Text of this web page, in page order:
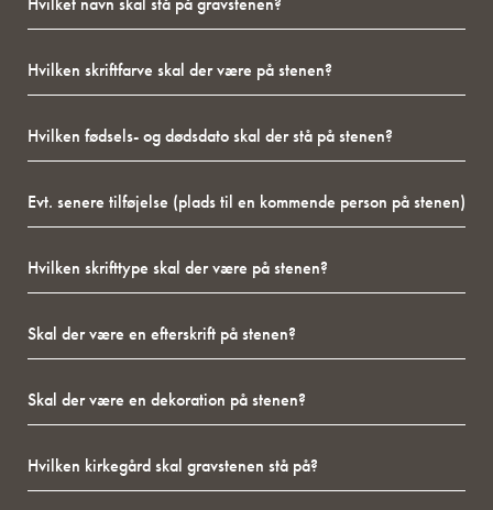
navn
skal
stå
på
skriftfarve
skal
der
være
stenen?
fødsels-
og
dødsdato
skal
stå
senere
tilføjelse
(plads
til
kommende
stenen)
skrifttype
skal
der
være
stenen?
der
være
en
efterskrift
stenen?
der
være
en
dekoration
kirkegård
skal